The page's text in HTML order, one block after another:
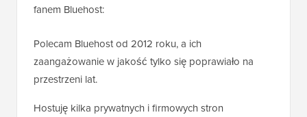
fanem Bluehost:
Polecam Bluehost od 2012 roku, a ich
zaangażowanie w jakość tylko się poprawiało na
przestrzeni lat.
Hostuję kilka prywatnych i firmowych stron